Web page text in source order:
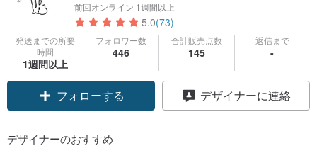
前回オンライン 1週間以上
5.0(73)
発送までの所要
時間
1週間以上
フォロワー数
446
合計販売点数
145
返信まで
-
フォローする デザイナーに連絡
デザイナーのおすすめ